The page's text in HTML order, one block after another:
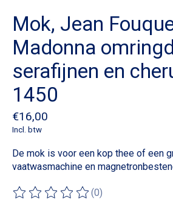
Mok, Jean
Madonna
serafijnen en
1450
€16,00
Incl. btw
De mok is voor een kop thee of een
vaatwasmachine en
De beoordeling van dit product is
(0)